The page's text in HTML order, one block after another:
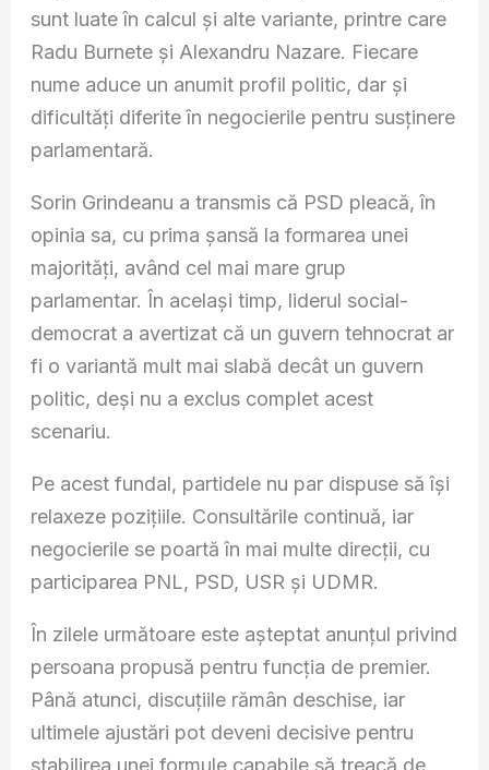
sunt luate în calcul și alte variante, printre care
Radu Burnete și Alexandru Nazare. Fiecare
nume aduce un anumit profil politic, dar și
dificultăți diferite în negocierile pentru susținere
parlamentară.
Sorin Grindeanu a transmis că PSD pleacă, în
opinia sa, cu prima șansă la formarea unei
majorități, având cel mai mare grup
parlamentar. În același timp, liderul social-
democrat a avertizat că un guvern tehnocrat ar
fi o variantă mult mai slabă decât un guvern
politic, deși nu a exclus complet acest
scenariu.
Pe acest fundal, partidele nu par dispuse să își
relaxeze pozițiile. Consultările continuă, iar
negocierile se poartă în mai multe direcții, cu
participarea PNL, PSD, USR și UDMR.
În zilele următoare este așteptat anunțul privind
persoana propusă pentru funcția de premier.
Până atunci, discuțiile rămân deschise, iar
ultimele ajustări pot deveni decisive pentru